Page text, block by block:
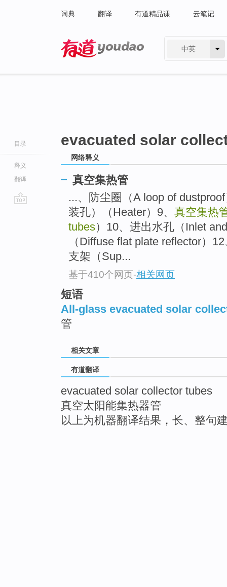
词典 翻译 有道精品课 云笔记
中英
目录
释义
翻译
evacuated solar
网络释义
真空集热管
...、防尘圈（A loop of
装孔）（Heater）9、 真空集热
tubes）10、进出水孔（Inlet
（Diffuse flat plate reflector）
支架（Sup...
基于410个网页-相关网页
短语
All-glass evacuated solar
管
相关文章
有道翻译
evacuated solar collector tubes
真空太阳能集热器管
以上为机器翻译结果，长、整句